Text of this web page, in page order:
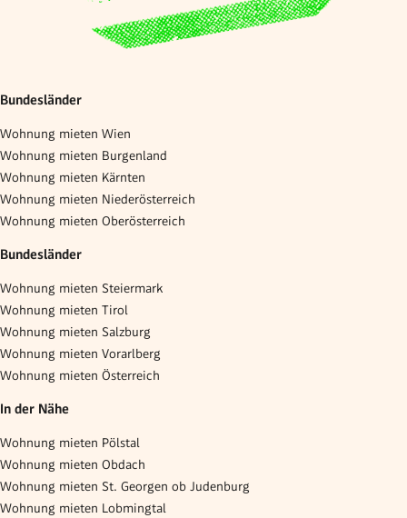
Bundesländer
Wohnung mieten Wien
Wohnung mieten Burgenland
Wohnung mieten Kärnten
Wohnung mieten Niederösterreich
Wohnung mieten Oberösterreich
Bundesländer
Wohnung mieten Steiermark
Wohnung mieten Tirol
Wohnung mieten Salzburg
Wohnung mieten Vorarlberg
Wohnung mieten Österreich
In der Nähe
Wohnung mieten Pölstal
Wohnung mieten Obdach
Wohnung mieten St. Georgen ob Judenburg
Wohnung mieten Lobmingtal